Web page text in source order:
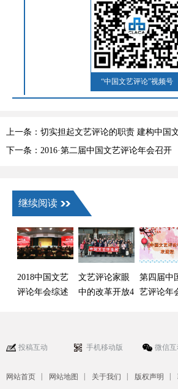
“中国文艺评论”视频号
上一条：切实担起文艺评论的职责 建构中国
下一条：2016·第二届中国文艺评论年会召开
继续阅读
2018中国文艺
评论年会综述
文艺评论家眼
中的改革开放4
第四届中
艺评论年
投稿互动 手机移动版 微信互
网站首页 | 网站地图 | 关于我们 | 版权声明 |